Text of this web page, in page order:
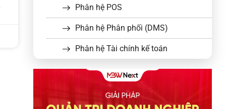
Phân hệ POS
Phân hệ Phân phối (DMS)
Phân hệ Tài chính kế toán